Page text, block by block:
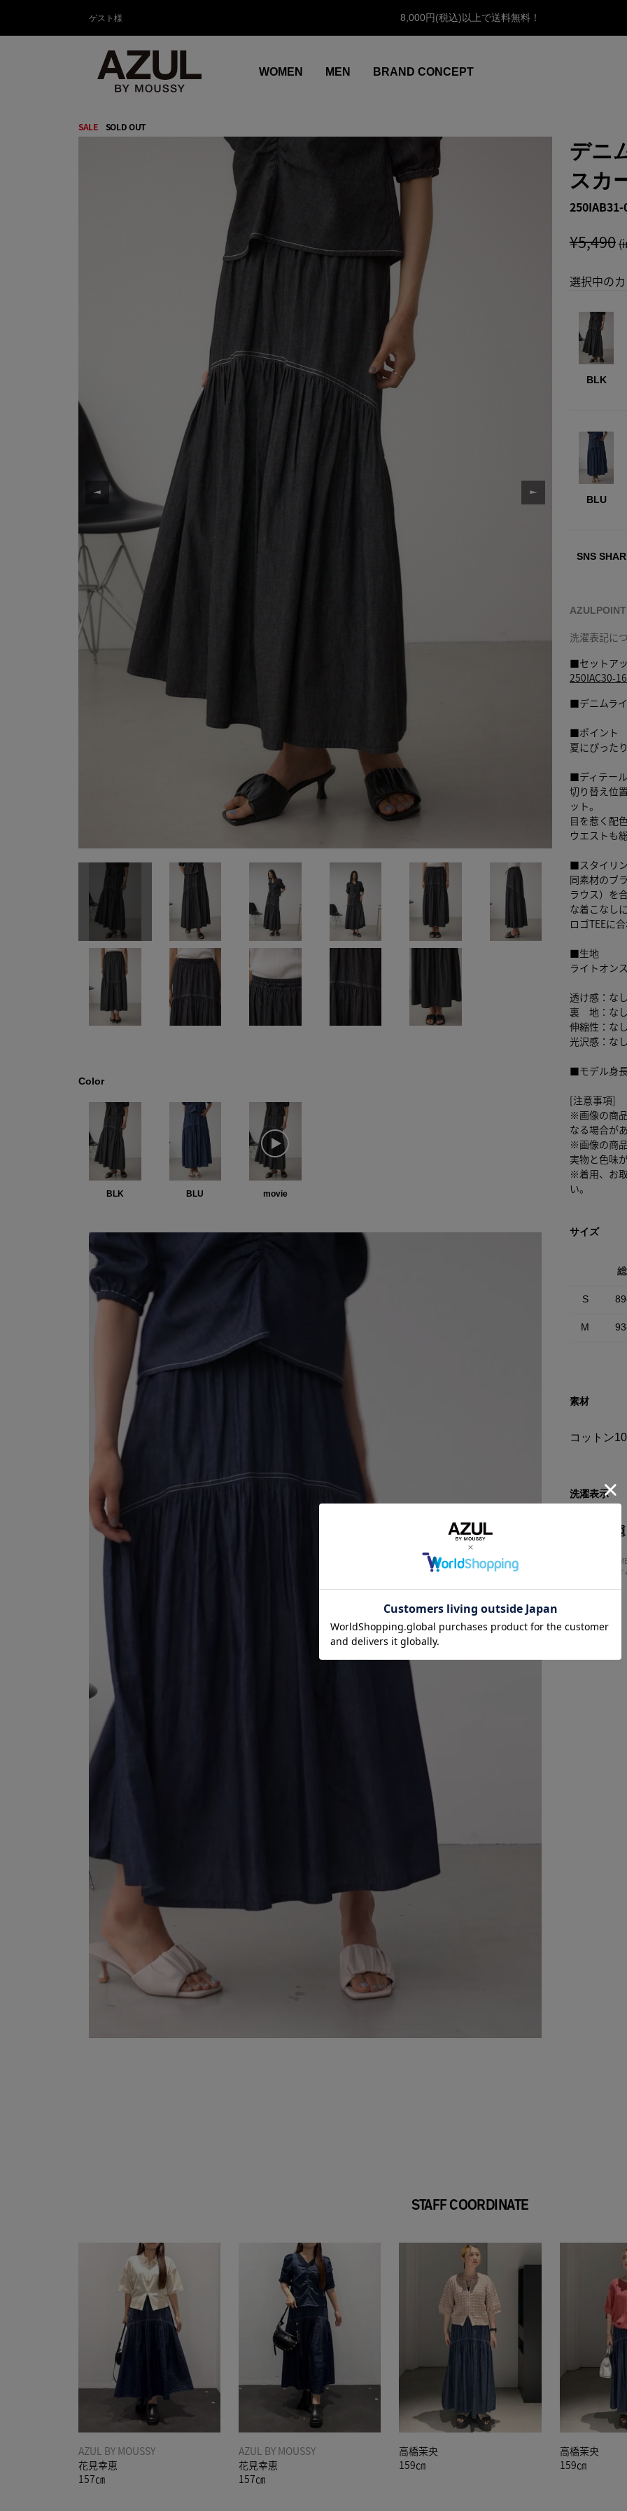
ゲスト様 8,000円(税込)以上で送料無料！
WOMEN MEN BRAND CONCEPT
SALE SOLD OUT
Color
BLK BLU movie
デニ
スカ
250IAB31-
¥5,490
選択中の
BLK
BLU
SNS
洗濯表記に
■セットアッ
250IAC30-
■デニムラ
■ポイント
夏にぴった
■ディテール
切り替え位
ット。
目を惹く配
ウエストも
■スタイリ
同素材のブ
ラウス）を
な着こなし
ロゴTEEに
■生地
ライトオン
透け感：なし
裏 地：なし
伸縮性：なし
光沢感：なし
■モデル身
[注意事項]
※画像の商
なる場合が
※画像の商
実物と色味
※着用、お
い。
サイズ
S
M
素材
コットン
洗濯表示
デニムライク
STAFF COORDINATE
AZUL BY MOUSSY
花見幸恵
157㎝
AZUL BY MOUSSY
花見幸恵
157㎝
高橋茉央
159㎝
高橋茉央
159㎝